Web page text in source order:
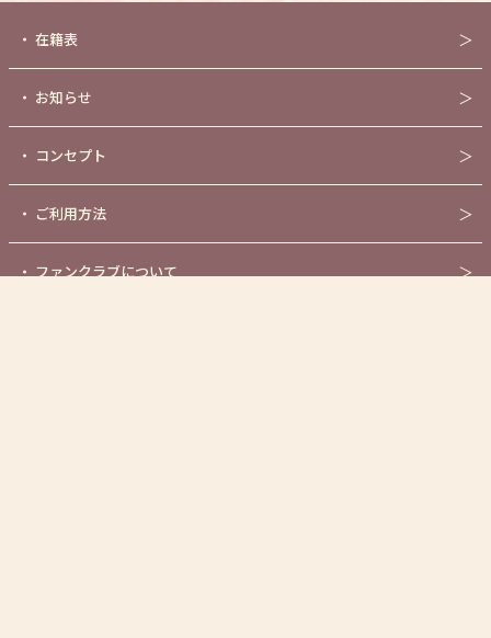
・ 在籍表 ＞
・ お知らせ ＞
・ コンセプト ＞
・ ご利用方法 ＞
・ファンクラブについて ＞